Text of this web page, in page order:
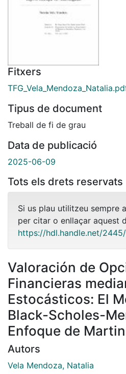
Fitxers
Tipus de document
Treball de fi de grau
Data de publicació
2025-06-09
Tots els drets reservats
Si us plau utilitzeu sempre
per citar o enllaçar aquest
https://hdl.handle.net/
Valoración de
Financieras
Estocásticos: El
Black-Scholes-
Enfoque de
Autors
Vela Mendoza, Natalia